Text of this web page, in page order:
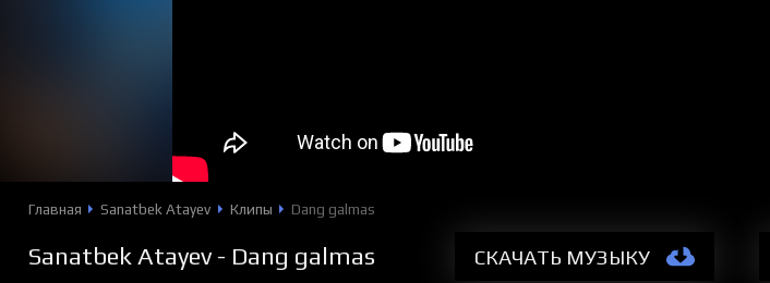
Главная Sanatbek Atayev Клипы Dang galmas
Sanatbek Atayev - Dang galmas СКАЧАТЬ МУЗЫКУ